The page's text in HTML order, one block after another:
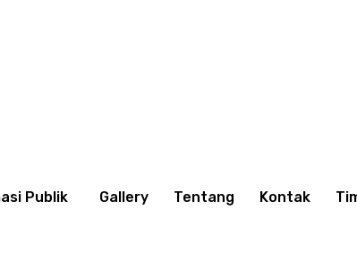
Publik Gallery Tentang Kontak